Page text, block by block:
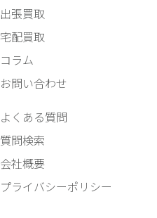
出張買取
宅配買取
コラム
お問い合わせ
よくある質問
質問検索
会社概要
プライバシーポリシー